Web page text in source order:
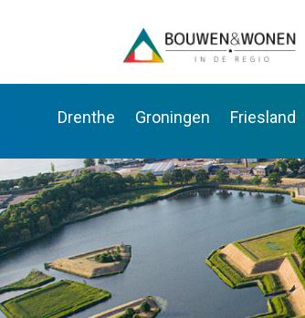
Drenthe Groningen Friesland